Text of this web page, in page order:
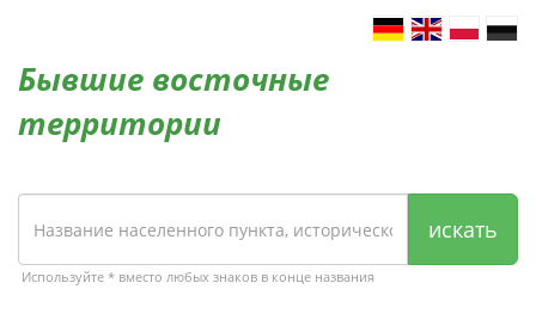
Бывшие восточные
территории
искать
Используйте * вместо любых знаков в конце названия